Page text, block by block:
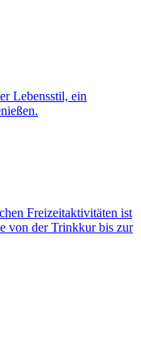
Lebensstil, ein
Freizeitaktivitäten ist
von der Trinkkur bis zur